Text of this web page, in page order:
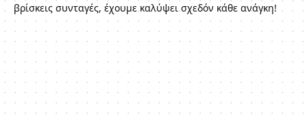
βρίσκεις συνταγές, έχουμε καλύψει σχεδόν κάθε ανάγκη!